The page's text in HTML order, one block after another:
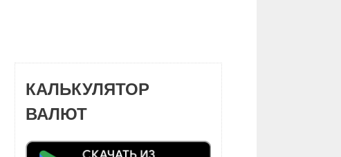
КАЛЬКУЛЯТОР
ВАЛЮТ